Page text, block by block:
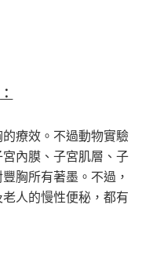
療效。不過動物實驗
內膜、子宮肌層、子
胸所有著墨。不過，
人的慢性便秘，都有